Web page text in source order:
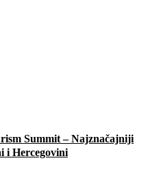
Summit – Najznačajniji
i Hercegovini